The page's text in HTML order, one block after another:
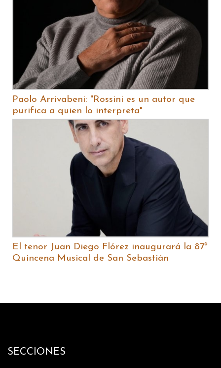
Paolo Arrivabeni: "Rossini es un autor que
purifica a quien lo interpreta"
El tenor Juan Diego Flórez inaugurará la 87ª
Quincena Musical de San Sebastián
SECCIONES